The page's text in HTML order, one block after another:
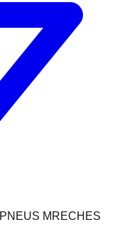
PNEUS MRECHES